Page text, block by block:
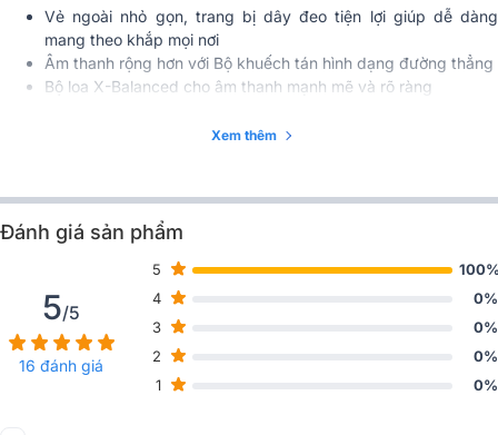
Vẻ ngoài nhỏ gọn, trang bị dây đeo tiện lợi giúp dễ dàng
mang theo khắp mọi nơi
Âm thanh rộng hơn với Bộ khuếch tán hình dạng đường thẳng
Bộ loa X-Balanced cho âm thanh mạnh mẽ và rõ ràng
đi và địa điểm khác nhau
Tính nẵng Party Connect, bạn có thể kết hợp tối đa 100 loa
không dây tương thích với công nghệ Bluetooth
Sử dụng cáp USB Type-C® để sạc
Xem thêm
Đánh giá sản phẩm
5/5
16 đánh giá
5
4
0%
3
0%
2
0%
1
0%